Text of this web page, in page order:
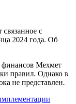
с
2024 года. Об
финансов Мехмет
правил. Однако в
не представлен.